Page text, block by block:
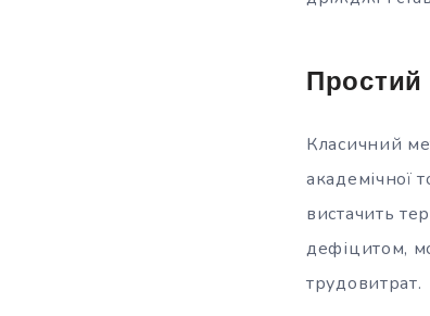
Простий
Класичний
академічної
вистачить
дефіцитом,
трудовитрат.